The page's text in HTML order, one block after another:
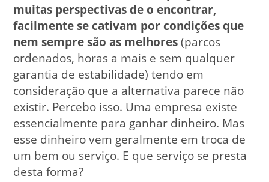
muitas perspectivas de o encontrar,
facilmente se cativam por condições que
nem sempre são as melhores(parcos
ordenados, horas a mais e sem qualquer
garantia de estabilidade) tendo em
consideração que a alternativa parece não
existir. Percebo isso. Uma empresa existe
essencialmente para ganhar dinheiro. Mas
esse dinheiro vem geralmente em troca de
um bem ou serviço. E que serviço se presta
desta forma?